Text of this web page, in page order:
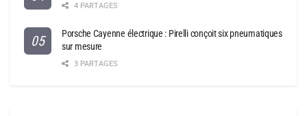
4 PARTAGES
Porsche Cayenne électrique : Pirelli conçoit six pneumatiques
sur mesure
3 PARTAGES